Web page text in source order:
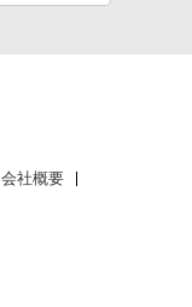
会社概要